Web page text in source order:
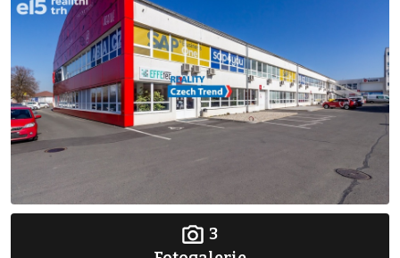
3